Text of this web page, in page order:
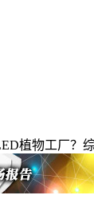
植物工厂？